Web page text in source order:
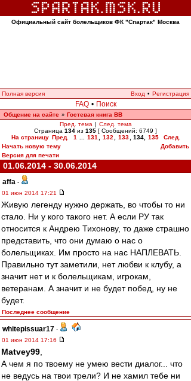
Официальный сайт болельщиков ФК "Спартак" Москва
Полная версия Вход • Регистрация
FAQ • Поиск
Общение на сайте » Гостевая книга ВВ
Пред. тема | След. тема
Страница 134 из 135 [ Сообщений: 6749 ]
На страницу Пред. 1 131 132 133 134, 135
След.
Начать новую тему
Добавить
Версия для печати
01.06.2014 - 30.06.2014
affa -
01 июн 2014 17:21
Живую легенду нужно держать, во чтобы то ни
стало. Ни у кого такого нет. А если РУ так
относится к Андрею Тихонову, то даже страшно
представить, что они думаю о нас о
болельщиках. Им просто на нас НАПЛЕВАТЬ.
Правильно тут заметили, нет любви к клубу, а
значит нет и к болельщикам, игрокам,
ветеранам. А значит и не будет побед, ну не
будет.
Последнее сообщение
whitepissuar17 -
01 июн 2014 17:16
Matvey99
А чем я по твоему не умею вести диалог... что
не ведусь на твои трели? И не хамил тебе ни